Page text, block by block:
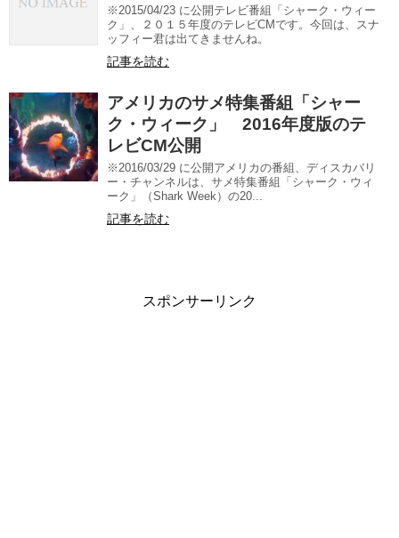
※2015/04/23 に公開テレビ番組「シャーク・ウィー
ク」、２０１５年度のテレビCMです。今回は、スナ
ッフィー君は出てきませんね。
記事を読む
アメリカのサメ特集番組「シャー
ク・ウィーク」 2016年度版のテ
レビCM公開
※2016/03/29 に公開アメリカの番組、ディスカバリ
ー・チャンネルは、サメ特集番組「シャーク・ウィ
ーク」（Shark Week）の20...
記事を読む
スポンサーリンク